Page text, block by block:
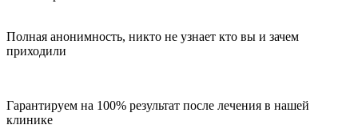
Полная анонимность, никто не узнает кто вы и зачем
приходили
Гарантируем на 100% результат после лечения в нашей
клинике